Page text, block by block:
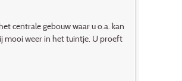
centrale gebouw waar u o.a. kan
mooi weer in het tuintje. U proeft